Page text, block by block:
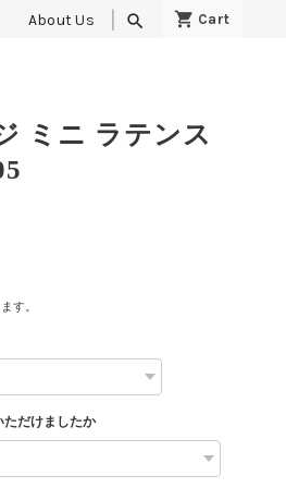
About Us search
ミニ ラテンス
す。
だけましたか